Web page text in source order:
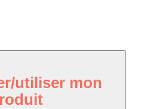
utiliser mon